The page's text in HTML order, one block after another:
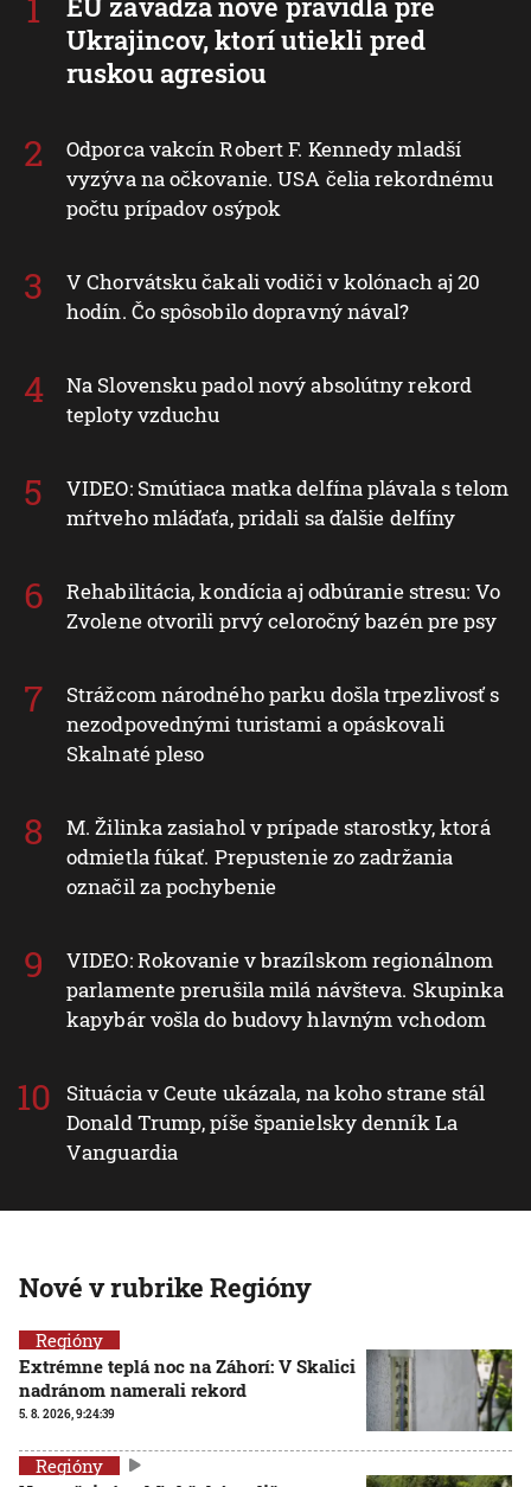
Ukrajincov, ktorí utiekli pred
ruskou agresiou
Odporca vakcín Robert F. Kennedy mladší
vyzýva na očkovanie. USA čelia rekordnému
počtu prípadov osýpok
V Chorvátsku čakali vodiči v kolónach aj 20
hodín. Čo spôsobilo dopravný nával?
Na Slovensku padol nový absolútny rekord
teploty vzduchu
VIDEO: Smútiaca matka delfína plávala s telom
mŕtveho mláďaťa, pridali sa ďalšie delfíny
Rehabilitácia, kondícia aj odbúranie stresu: Vo
Zvolene otvorili prvý celoročný bazén pre psy
Strážcom národného parku došla trpezlivosť s
nezodpovednými turistami a opáskovali
Skalnaté pleso
M. Žilinka zasiahol v prípade starostky, ktorá
odmietla fúkať. Prepustenie zo zadržania
označil za pochybenie
VIDEO: Rokovanie v brazílskom regionálnom
parlamente prerušila milá návšteva. Skupinka
kapybár vošla do budovy hlavným vchodom
Situácia v Ceute ukázala, na koho strane stál
Donald Trump, píše španielsky denník La
Vanguardia
Nové v rubrike Regióny
Regióny
Extrémne teplá noc na Záhorí: V Skalici
nadránom namerali rekord
5. 8. 2026, 9:24:39
Regióny